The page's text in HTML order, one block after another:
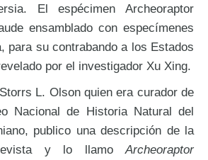
El espécimen Archeoraptor
ensamblado con especímenes
para su contrabando a los Estados
por el investigador Xu Xing.
L. Olson quien era curador de
Nacional de Historia Natural del
publico una descripción de la
y lo llamo Archeoraptor